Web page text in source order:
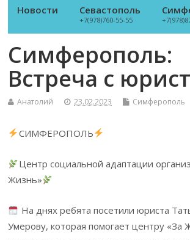
Новости Севастополь
+7(978)760-55-55
Симферополь:
Встреча с
Анатолий 23.02.2023 Симферополь
СИМФЕРОПОЛЬ
Центр социальной адаптации
Жизнь»
На днях ребята посетили юриста
Умерову, которая помогает центру «За